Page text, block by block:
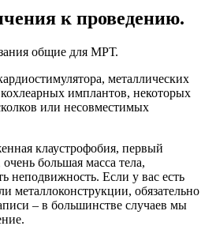
к проведению.
общие для МРТ.
металлических
имплантов, некоторых
или несовместимых
клаустрофобия, первый
большая масса тела,
неподвижность. Если у вас есть
металлоконструкции, обязательно
– в большинстве случаев мы